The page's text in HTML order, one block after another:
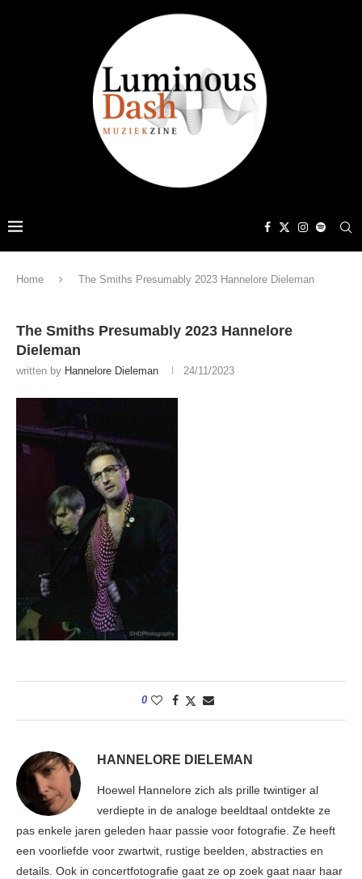
Home The Smiths Presumably 2023 Hannelore Dieleman
The Smiths Presumably 2023 Hannelore
Dieleman
written by Hannelore Dieleman 24/11/2023
0
HANNELORE DIELEMAN
Hoewel Hannelore zich als prille twintiger al
verdiepte in de analoge beeldtaal ontdekte ze
pas enkele jaren geleden haar passie voor fotografie. Ze heeft
een voorliefde voor zwartwit, rustige beelden, abstracties en
details. Ook in concertfotografie gaat ze op zoek gaat naar haar